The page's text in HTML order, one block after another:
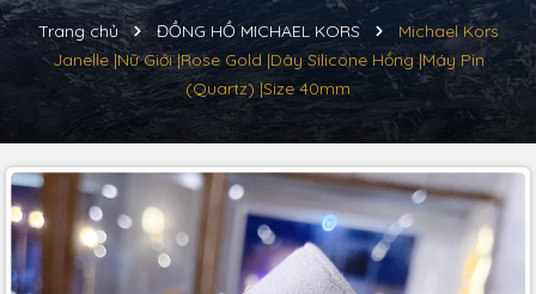
Trang chủ ĐỒNG HỒ MICHAEL KORS
Michael Kors
Janelle |Nữ Giới |Rose Gold |Dây Silicone Hồng |Máy Pin
(Quartz) |Size 40mm